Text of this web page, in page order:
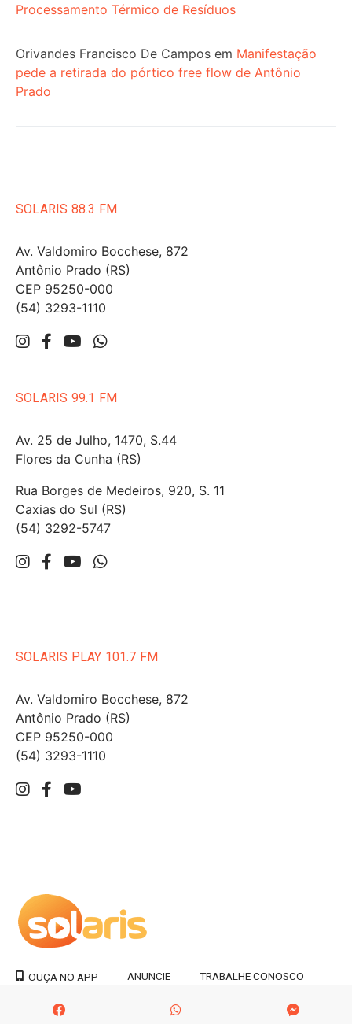
Processamento Térmico de Resíduos
Orivandes Francisco De Campos em Manifestação
pede a retirada do pórtico free flow de Antônio
Prado
SOLARIS 88.3 FM
Av. Valdomiro Bocchese, 872
Antônio Prado (RS)
CEP 95250-000
(54) 3293-1110
SOLARIS 99.1 FM
Av. 25 de Julho, 1470, S.44
Flores da Cunha (RS)
Rua Borges de Medeiros, 920, S. 11
Caxias do Sul (RS)
(54) 3292-5747
SOLARIS PLAY 101.7 FM
Av. Valdomiro Bocchese, 872
Antônio Prado (RS)
CEP 95250-000
(54) 3293-1110
OUÇA NO APP ANUNCIE TRABALHE CONOSCO